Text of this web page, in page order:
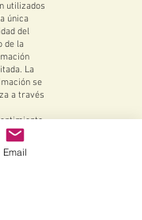
utilizados
única
del
de la
La
se
a través
prestas
envío de
formulario.
Email